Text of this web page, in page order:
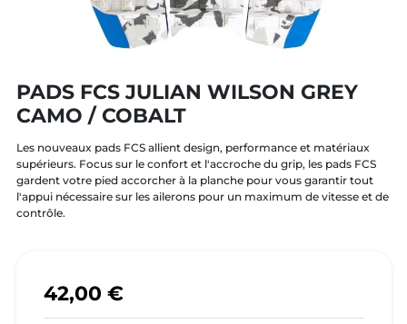
PADS FCS JULIAN WILSON GREY
CAMO / COBALT
Les nouveaux pads FCS allient design, performance et matériaux
supérieurs. Focus sur le confort et l'accroche du grip, les pads FCS
gardent votre pied accorcher à la planche pour vous garantir tout
l'appui nécessaire sur les ailerons pour un maximum de vitesse et de
contrôle.
42,00 €